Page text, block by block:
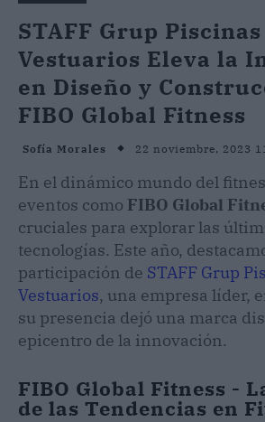
STAFF Grup
Vestuarios Eleva la
en Diseño y
FIBO Global Fitness
Sofía Morales 22 noviembre, 2023
En el dinámico mundo del
eventos como FIBO Global
cruciales para explorar las
tecnologías. Este año,
participación de STAFF Grup
Vestuarios, una empresa líder,
su presencia dejó una marca
epicentro de la innovación.
FIBO Global Fitness -
de las Tendencias en